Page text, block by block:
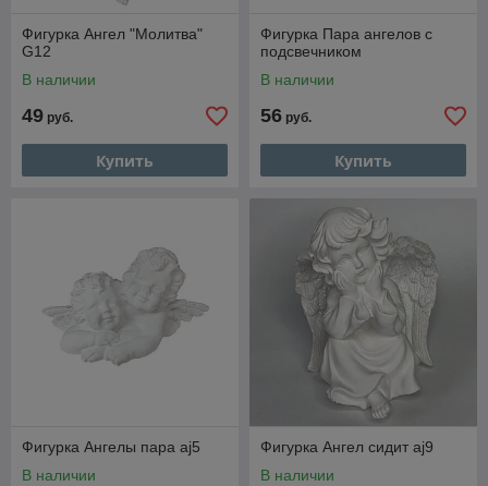
Фигурка Ангел "Молитва"
G12
В наличии
49 руб.
Купить
Фигурка Пара ангелов с
подсвечником
В наличии
56 руб.
Купить
Фигурка Ангелы пара aj5
В наличии
Фигурка Ангел сидит aj9
В наличии